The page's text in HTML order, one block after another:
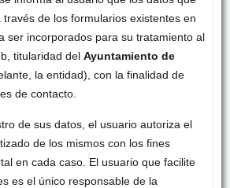
de los formularios existentes en
ser incorporados para su tratamiento al
titularidad del Ayuntamiento de
la entidad), con la finalidad de
de contacto.
de sus datos, el usuario autoriza el
de los mismos con los fines
en cada caso. El usuario que facilite
es el único responsable de la